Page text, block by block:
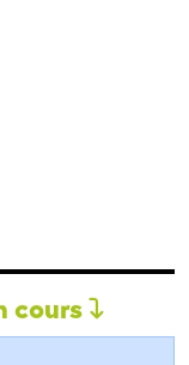
cours